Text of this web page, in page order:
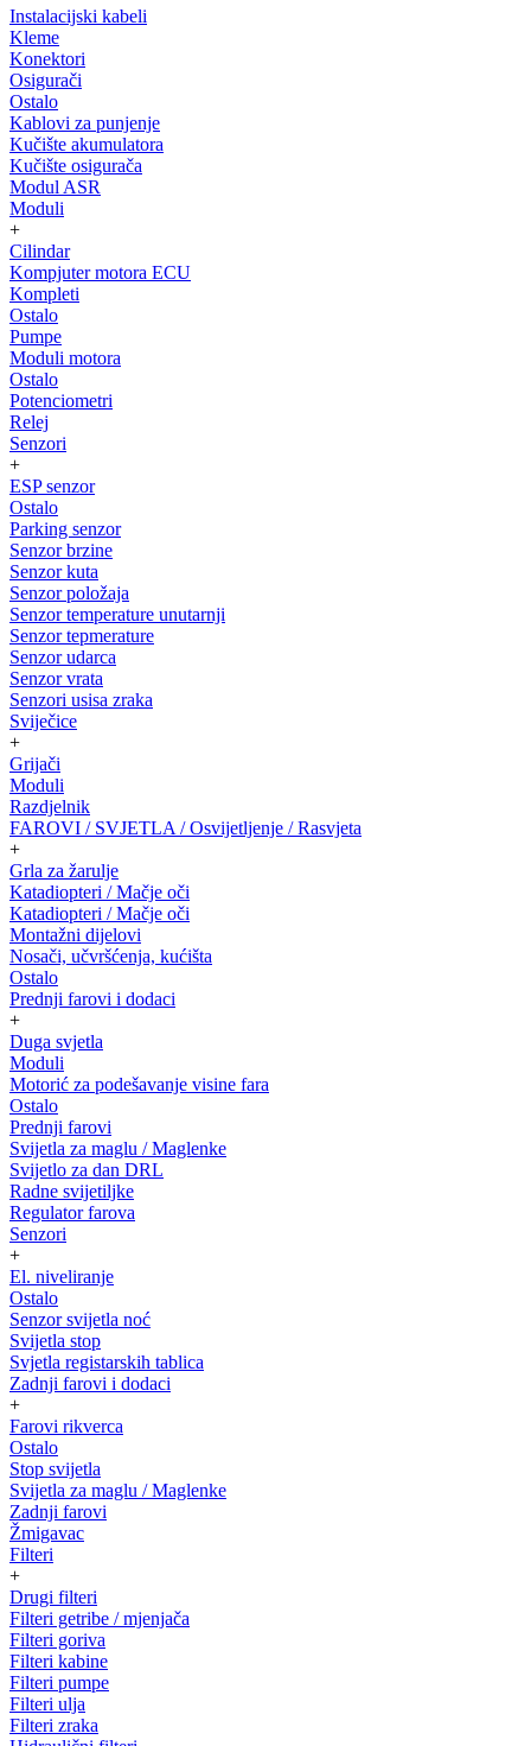
Instalacijski kabeli
Kleme
Konektori
Osigurači
Ostalo
Kablovi za punjenje
Kučište akumulatora
Kučište osigurača
Modul ASR
Moduli
+
Cilindar
Kompjuter motora ECU
Kompleti
Ostalo
Pumpe
Moduli motora
Ostalo
Potenciometri
Relej
Senzori
+
ESP senzor
Ostalo
Parking senzor
Senzor brzine
Senzor kuta
Senzor položaja
Senzor temperature unutarnji
Senzor tepmerature
Senzor udarca
Senzor vrata
Senzori usisa zraka
Sviječice
+
Grijači
Moduli
Razdjelnik
FAROVI / SVJETLA / Osvijetljenje / Rasvjeta
+
Grla za žarulje
Katadiopteri / Mačje oči
Katadiopteri / Mačje oči
Montažni dijelovi
Nosači, učvršćenja, kućišta
Ostalo
Prednji farovi i dodaci
+
Duga svjetla
Moduli
Motorić za podešavanje visine fara
Ostalo
Prednji farovi
Svijetla za maglu / Maglenke
Svijetlo za dan DRL
Radne svijetiljke
Regulator farova
Senzori
+
El. niveliranje
Ostalo
Senzor svijetla noć
Svijetla stop
Svjetla registarskih tablica
Zadnji farovi i dodaci
+
Farovi rikverca
Ostalo
Stop svijetla
Svijetla za maglu / Maglenke
Zadnji farovi
Žmigavac
Filteri
+
Drugi filteri
Filteri getribe / mjenjača
Filteri goriva
Filteri kabine
Filteri pumpe
Filteri ulja
Filteri zraka